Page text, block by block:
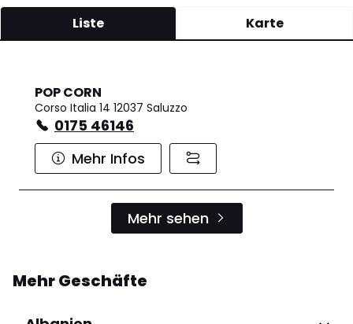
Liste Karte
POP CORN
Corso Italia 14 12037 Saluzzo
0175 46146
Mehr Infos
Mehr sehen
Mehr Geschäfte